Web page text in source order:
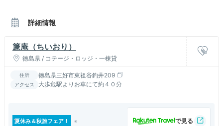
詳細情報
篪庵（ちいおり）
徳島県 / コテージ・ロッジ・一棟貸
住所 徳島県三好市東祖谷釣井209
アクセス 大歩危駅よりお車にて約４０分
夏休み＆秋旅フェア！